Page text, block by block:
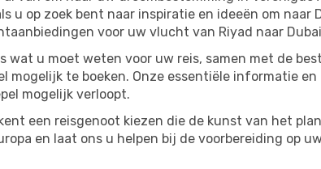
u op zoek bent naar inspiratie en ideeën om
voor uw vlucht van Riyad naar
wat u moet weten voor uw reis, samen met de
mogelijk te boeken. Onze essentiële informatie
mogelijk verloopt.
een reisgenoot kiezen die de kunst van het
en laat ons u helpen bij de voorbereiding op